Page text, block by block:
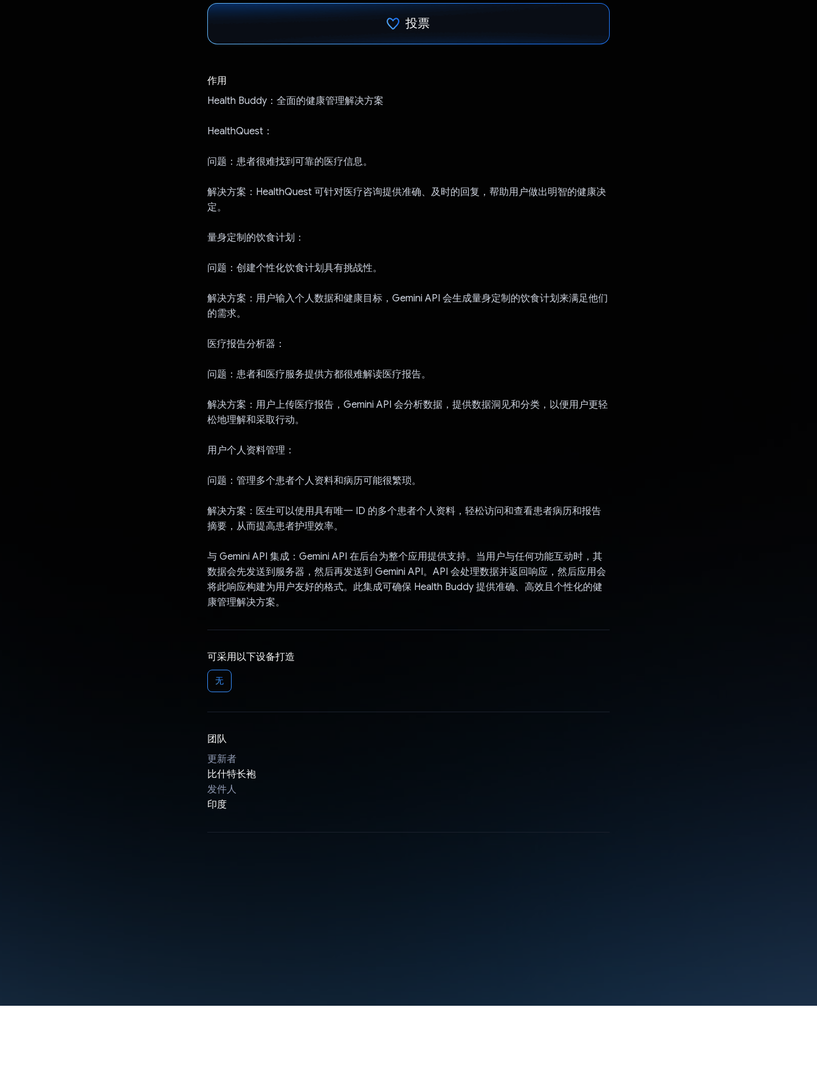
投票
作用
Health Buddy：全面的健康管理解决方案
HealthQuest：
问题：患者很难找到可靠的医疗信息。
解决方案：HealthQuest 可针对医疗咨询提供准确、及时的回复，帮助用户做出明智的健康决
定。
量身定制的饮食计划：
问题：创建个性化饮食计划具有挑战性。
解决方案：用户输入个人数据和健康目标，Gemini API 会生成量身定制的饮食计划来满足他们
的需求。
医疗报告分析器：
问题：患者和医疗服务提供方都很难解读医疗报告。
解决方案：用户上传医疗报告，Gemini API 会分析数据，提供数据洞见和分类，以便用户更轻
松地理解和采取行动。
用户个人资料管理：
问题：管理多个患者个人资料和病历可能很繁琐。
解决方案：医生可以使用具有唯一 ID 的多个患者个人资料，轻松访问和查看患者病历和报告
摘要，从而提高患者护理效率。
与 Gemini API 集成：Gemini API 在后台为整个应用提供支持。当用户与任何功能互动时，其
数据会先发送到服务器，然后再发送到 Gemini API。API 会处理数据并返回响应，然后应用会
将此响应构建为用户友好的格式。此集成可确保 Health Buddy 提供准确、高效且个性化的健
康管理解决方案。
可采用以下设备打造
无
团队
更新者
比什特长袍
发件人
印度